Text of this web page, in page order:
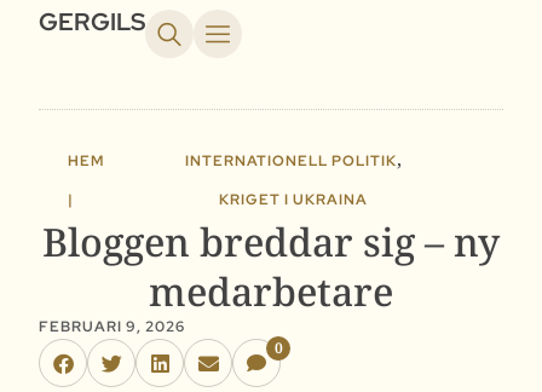
GERGILS
HEM
|
INTERNATIONELL POLITIK,
KRIGET I UKRAINA
Bloggen breddar sig – ny
medarbetare
FEBRUARI 9, 2026
0